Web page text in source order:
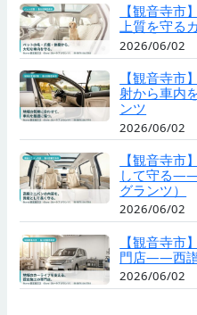
【観音寺
上質を守る
2026/06/02
【観音寺市
射から車内
ンツ
2026/06/02
【観音寺市
して守る
グランツ）
2026/06/02
【観音寺市
門店——西讃
2026/06/02